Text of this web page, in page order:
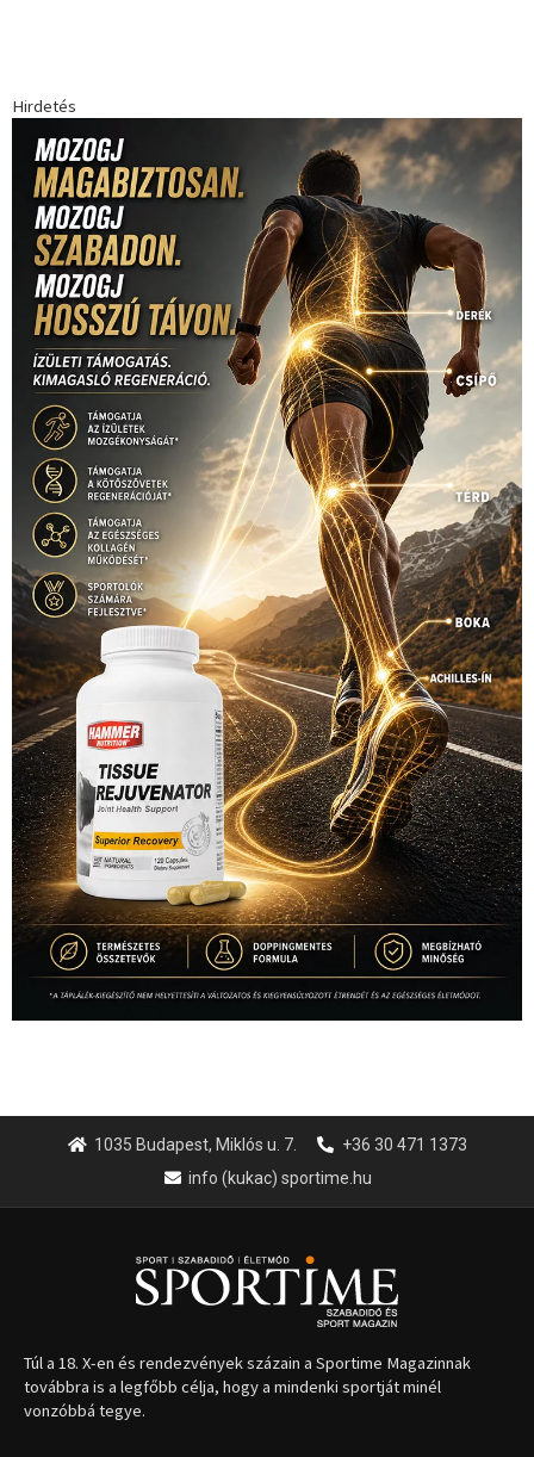
Hirdetés
1035 Budapest, Miklós u. 7.
+36 30 471 1373
info (kukac) sportime.hu
Túl a 18. X-en és rendezvények százain a Sportime Magazinnak
továbbra is a legfőbb célja, hogy a mindenki sportját minél
vonzóbbá tegye.